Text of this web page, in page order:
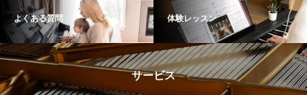
よくある質問 体験レッスン
サービス